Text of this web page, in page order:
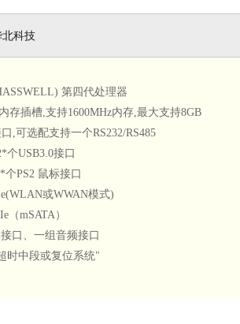
北科技
第四代处理器
存插槽,支持1600MHz内存,最大支持8GB
,可选配支持一个RS232/RS485
USB3.0接口
PS2 鼠标接口
或WWAN模式)
（mSATA）
口、一组音频接口
时中段或复位系统"